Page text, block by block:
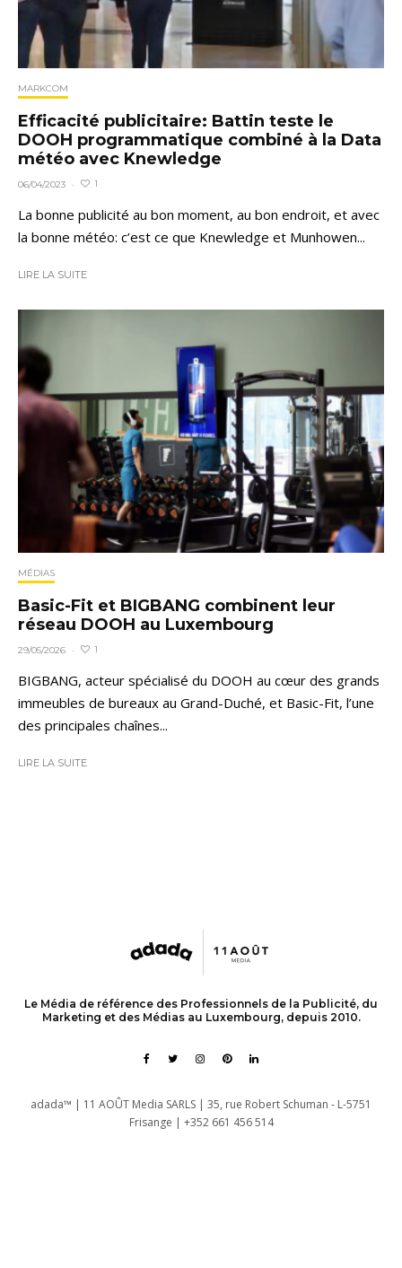
MARKCOM
Efficacité publicitaire: Battin teste le
DOOH programmatique combiné à la Data
météo avec Knewledge
06/04/2023 · 1
La bonne publicité au bon moment, au bon endroit, et avec
la bonne météo: c’est ce que Knewledge et Munhowen...
LIRE LA SUITE
MÉDIAS
Basic-Fit et BIGBANG combinent leur
réseau DOOH au Luxembourg
29/05/2026 · 1
BIGBANG, acteur spécialisé du DOOH au cœur des grands
immeubles de bureaux au Grand-Duché, et Basic-Fit, l’une
des principales chaînes...
LIRE LA SUITE
Le Média de référence des Professionnels de la Publicité, du
Marketing et des Médias au Luxembourg, depuis 2010.
adada™ | 11 AOÛT Media SARLS | 35, rue Robert Schuman - L-5751
Frisange | +352 661 456 514